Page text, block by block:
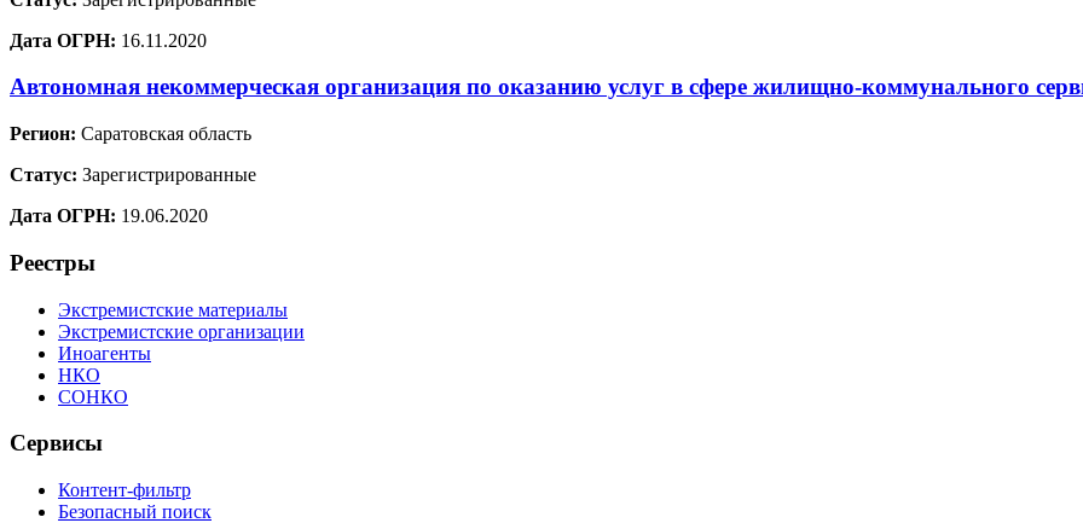
Дата ОГРН: 16.11.2020
Автономная некоммерческая организация по оказанию услуг в сфере жилищно-коммунального
Регион: Саратовская область
Статус: Зарегистрированные
Дата ОГРН: 19.06.2020
Реестры
Экстремистские материалы
Экстремистские организации
Иноагенты
НКО
СОНКО
Сервисы
Контент-фильтр
Безопасный поиск